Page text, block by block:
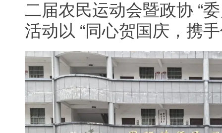
二届农民运动会暨政协 “
活动以 “同心贺国庆，携